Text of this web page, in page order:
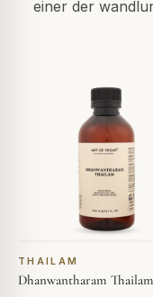
einer der
THAILAM
Dhanwantharam Thailam